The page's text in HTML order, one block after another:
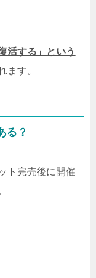
活する」という
ます。
る？
ト完売後に開催